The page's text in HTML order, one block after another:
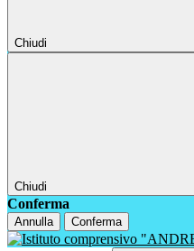
Chiudi
Chiudi
Conferma
Annulla Conferma